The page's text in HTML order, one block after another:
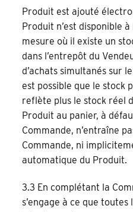
Produit est ajouté
Produit n’est disponible à
mesure où il existe un
dans l’entrepôt du
d’achats simultanés sur
est possible que le stock
reflète plus le stock réel
Produit au panier, à
Commande, n’entraîne
Commande, ni
automatique du Produit.
3.3 En complétant la
s’engage à ce que